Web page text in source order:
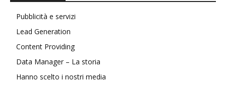
Pubblicità e servizi
Lead Generation
Content Providing
Data Manager – La storia
Hanno scelto i nostri media